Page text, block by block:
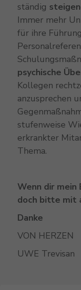
ständig
Immer mehr
für ihre
psychische
Kollegen
anzusprechen
stufenweise
erkrankter
Thema.
Wenn dir
doch bitte mit
Danke
VON HERZEN
UWE Trevisan